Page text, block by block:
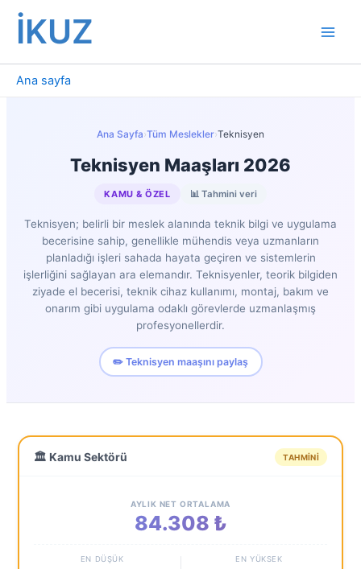
İçeriğe
İKUZ
Ana sayfa
Ana Sayfa›Tüm Meslekler›Teknisyen
Teknisyen Maaşları 2026
KAMU & ÖZEL 📊 Tahmini veri
Teknisyen; belirli bir meslek alanında teknik bilgi ve uygulama
becerisine sahip, genellikle mühendis veya uzmanların
planladığı işleri sahada hayata geçiren ve sistemlerin
işlerliğini sağlayan ara elemandır. Teknisyenler, teorik bilgiden
ziyade el becerisi, teknik cihaz kullanımı, montaj, bakım ve
onarım gibi uygulama odaklı görevlerde uzmanlaşmış
profesyonellerdir.
✏️ Teknisyen maaşını paylaş
🏛️ Kamu Sektörü TAHMINI
AYLIK NET ORTALAMA
84.308 ₺
EN DÜŞÜK EN YÜKSEK